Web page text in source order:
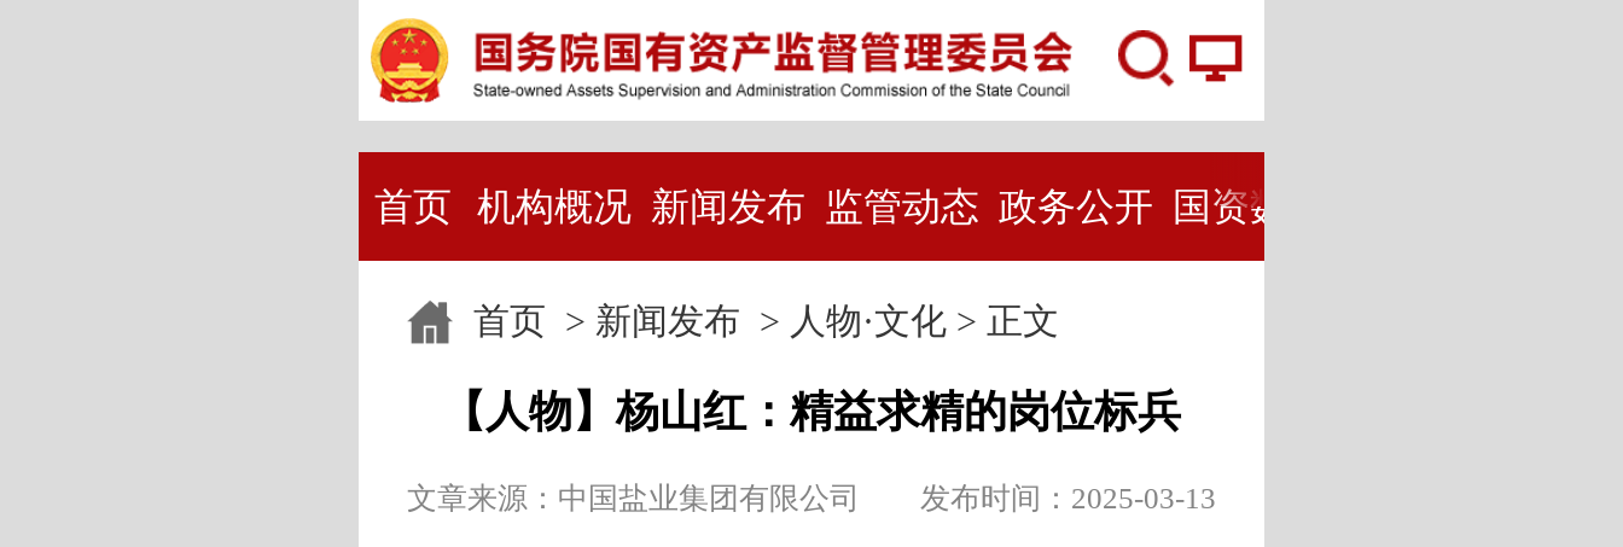
首页 机构概况 新闻发布 监管动态 政务公开 国资数据
首页 > 新闻发布 > 人物·文化 > 正文
【人物】杨山红：精益求精的岗位标兵
文章来源：中国盐业集团有限公司 发布时间：2025-03-13